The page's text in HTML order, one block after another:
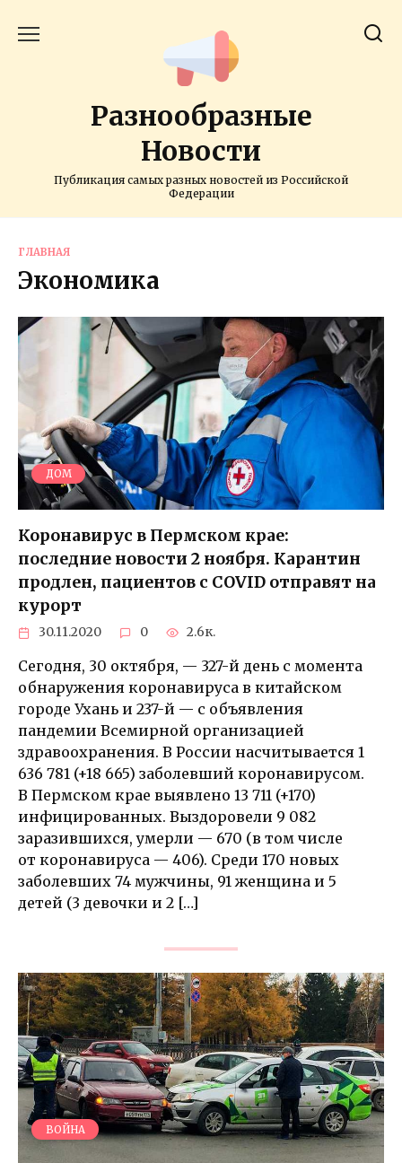
Разнообразные
Новости
Публикация самых разных новостей из Российской
Федерации
ГЛАВНАЯ
Экономика
ДОМ
Коронавирус в Пермском крае:
последние новости 2 ноября. Карантин
продлен, пациентов с COVID отправят на
курорт
30.11.2020 0 2.6к.
Сегодня, 30 октября, — 327-й день с момента
обнаружения коронавируса в китайском
городе Ухань и 237-й — с объявления
пандемии Всемирной организацией
здравоохранения. В России насчитывается 1
636 781 (+18 665) заболевший коронавирусом.
В Пермском крае выявлено 13 711 (+170)
инфицированных. Выздоровели 9 082
заразившихся, умерли — 670 (в том числе
от коронавируса — 406). Среди 170 новых
заболевших 74 мужчины, 91 женщина и 5
детей (3 девочки и 2 […]
ВОЙНА